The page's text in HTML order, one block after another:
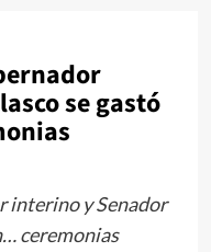
se gastó
interino y Senador
ceremonias